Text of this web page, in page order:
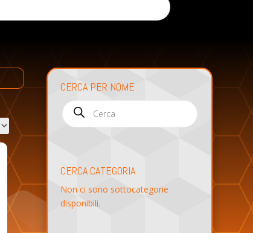
CERCA PER NOME
Products
search
CERCA CATEGORIA
Non ci sono sottocategorie
disponibili.